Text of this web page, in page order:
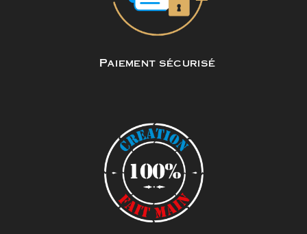
Paiement sécurisé